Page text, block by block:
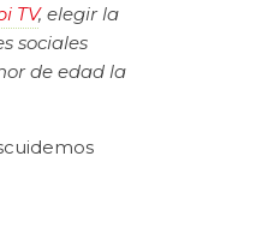
TV, elegir la
sociales
de edad la